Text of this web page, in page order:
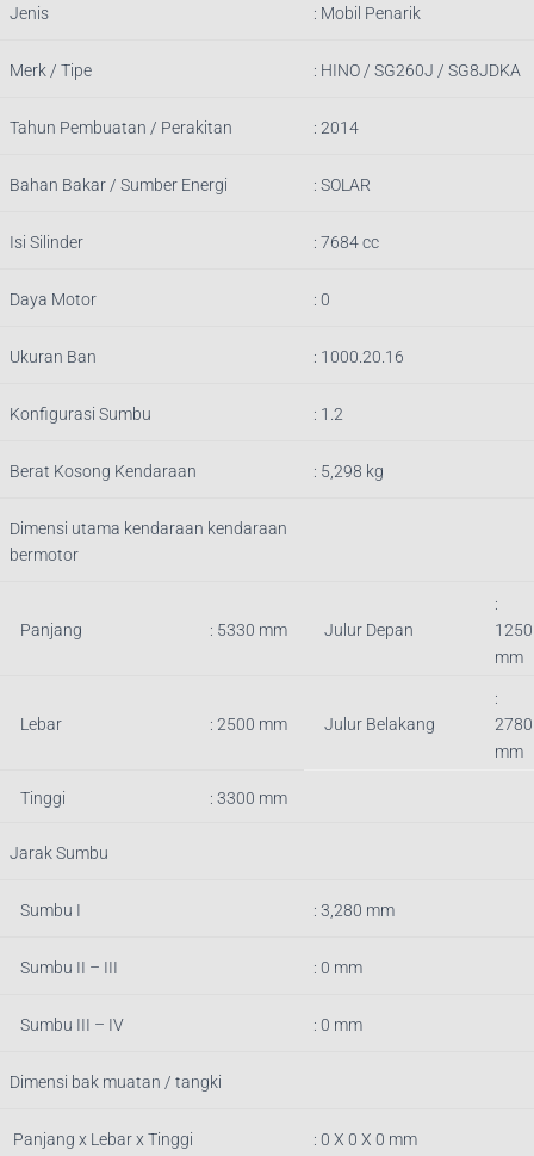
Jenis : Mobil Penarik
Merk / Tipe : HINO / SG260J / SG8JDKA
Tahun Pembuatan / Perakitan : 2014
Bahan Bakar / Sumber Energi : SOLAR
Isi Silinder : 7684cc
Daya Motor : 0
Ukuran Ban : 1000.20.16
Konfigurasi Sumbu : 1.2
Berat Kosong Kendaraan : 5,298 kg
Dimensi utama kendaraan kendaraan
bermotor
Panjang : 5330 mm Julur Depan
:
1250
mm
Lebar : 2500 mm Julur Belakang
:
2780
mm
Tinggi : 3300 mm
Jarak Sumbu
Sumbu I : 3,280 mm
Sumbu II – III : 0 mm
Sumbu III – IV : 0 mm
Dimensi bak muatan / tangki
Panjang x Lebar x Tinggi : 0 X 0 X 0 mm